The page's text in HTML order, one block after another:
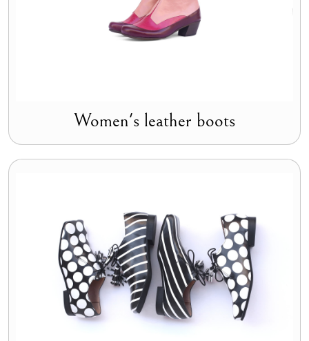
Women's leather boots